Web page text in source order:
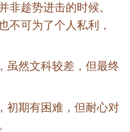
非趁势进击的时候。
不可为了个人私利，
虽然文科较差，但最终
初期有困难，但耐心对